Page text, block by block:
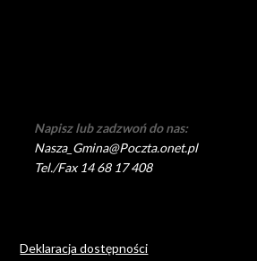
Napisz lub zadzwoń do nas:
Nasza_Gmina@Poczta.onet.pl
Tel./Fax 14 68 17 408
Deklaracja dostępności